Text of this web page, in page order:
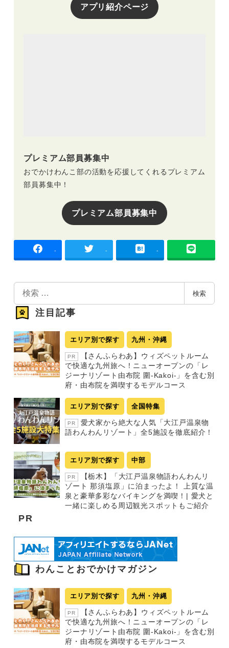
アプリ紹介ページ
プレミアム部員募集中
おでかけわんこ部の活動を応援してくれるプレミアム
部員募集中！
プレミアム部員募集中
- - -
索
検索
注目記事
エリア別で探す 九州・沖縄
PR
【さんふらわあ】ウィズペットルーム
で快適な九州旅へ！ニューオープンの「レ
ジーナリゾート由布院 圍-Kakoi-」を含む別
府・由布院を満喫するモデルコース
エリア別で探す 全国特集
PR
愛犬家から絶大な人気「大江戸温泉物
語わんわんリゾート」全5施設を徹底紹介！
エリア別で探す 中部
PR
【栃木】「大江戸温泉物語わんわんリ
ゾート 那須塩原」に泊まったよ！ 上質な温
泉と豪華多彩なバイキングを満喫！| 愛犬と
一緒に楽しめる周辺観光スポットもご紹介
PR
わんことおでかけマガジン
エリア別で探す 九州・沖縄
PR
【さんふらわあ】ウィズペットルーム
で快適な九州旅へ！ニューオープンの「レ
ジーナリゾート由布院 圍-Kakoi-」を含む別
府・由布院を満喫するモデルコース